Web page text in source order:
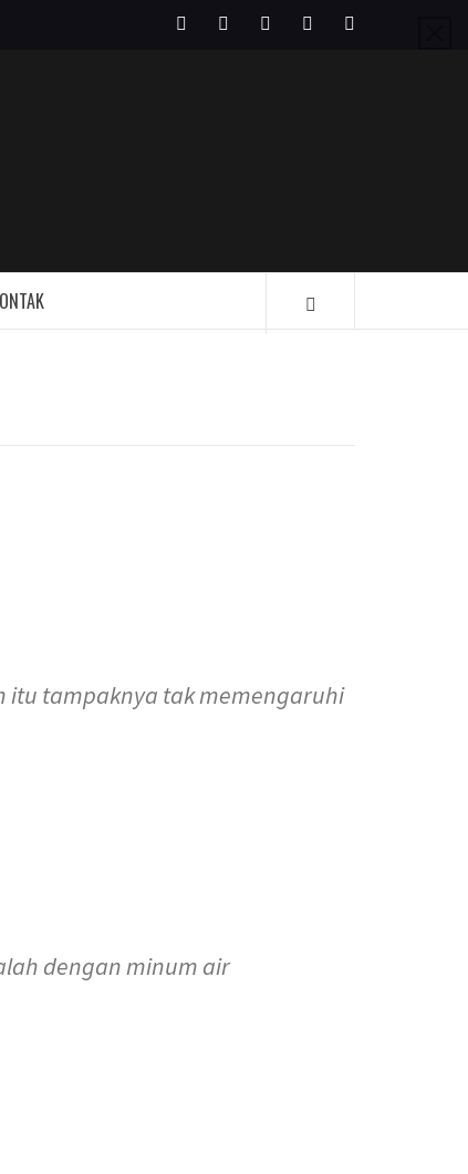
FacebookTwitterInstagramPinterestLinkedIn
itu tampaknya tak memengaruhi
dengan minum air